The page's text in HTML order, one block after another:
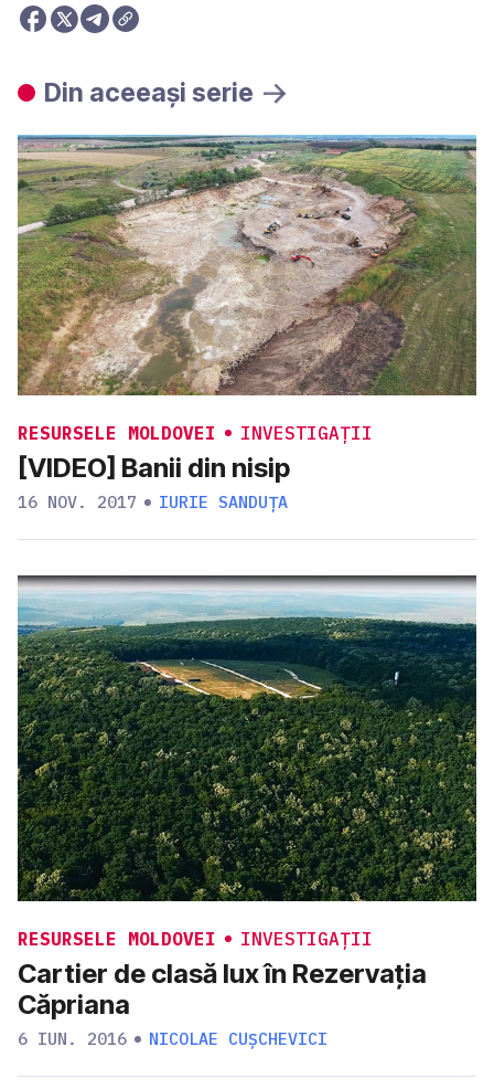
Din aceeași serie
RESURSELE MOLDOVEI INVESTIGAȚII
[VIDEO] Banii din nisip
16 NOV. 2017 IURIE SANDUȚA
RESURSELE MOLDOVEI INVESTIGAȚII
Cartier de clasă lux în Rezervația
Căpriana
6 IUN. 2016 NICOLAE CUȘCHEVICI